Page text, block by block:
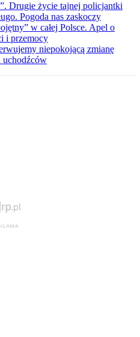
Drugie życie tajnej policjantki
Pogoda nas zaskoczy
w całej Polsce. Apel o
i przemocy
niepokojącą zmianę
uchodźców